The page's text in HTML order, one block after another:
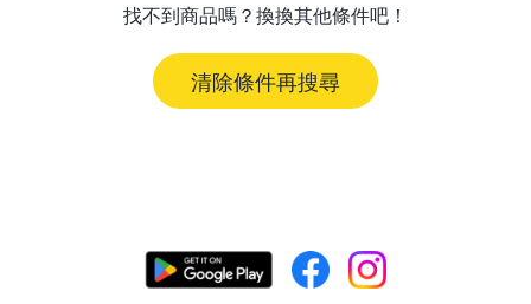
找不到商品嗎？換換其他條件吧！
清除條件再搜尋